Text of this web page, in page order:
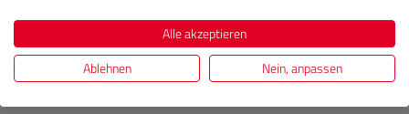
Beschreibung
Alle akzeptieren
Ablehnen
Nein, anpassen